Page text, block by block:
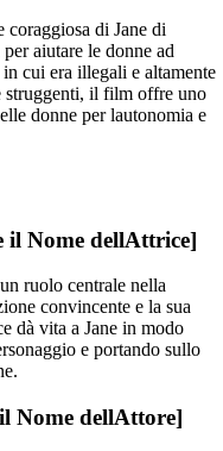
coraggiosa di Jane di
aiutare le donne ad
cui era illegali e altamente
struggenti, il film offre uno
donne per lautonomia e
il Nome dellAttrice]
ruolo centrale nella
convincente e la sua
dà vita a Jane in modo
e portando sullo
Nome dellAttore]